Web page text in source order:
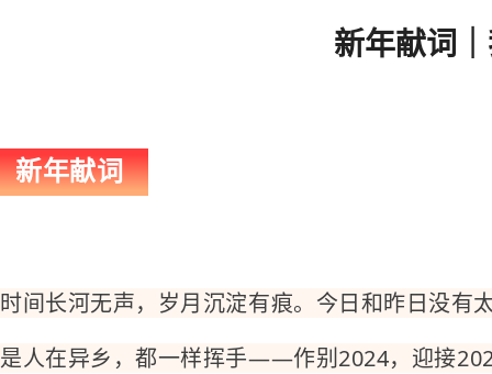
新年献词
新年献词
时间长河无声，岁月沉淀有痕。今日和昨日没
是人在异乡，都一样挥手——作别2024，迎接